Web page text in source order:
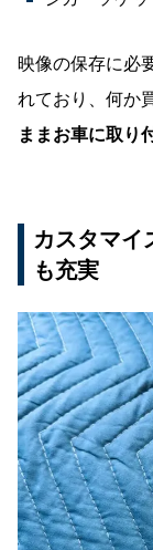
映像の保存に必
れており、何か
ままお車に取り
カスタマイ
も充実